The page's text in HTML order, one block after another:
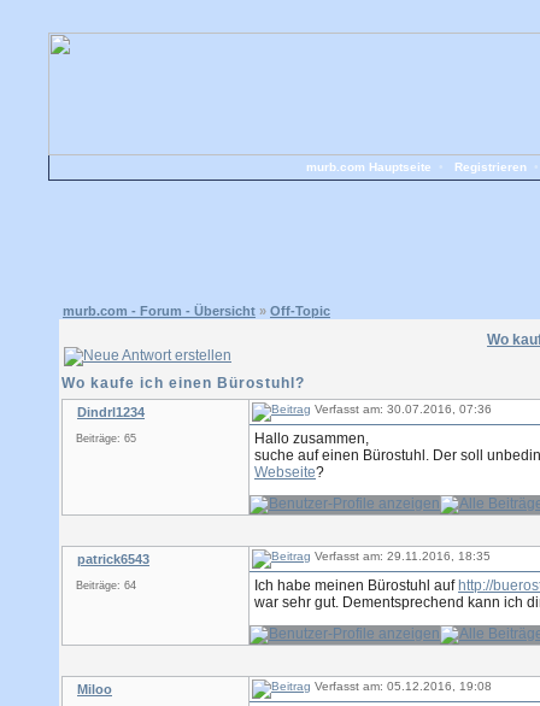
murb.com Hauptseite Registrieren
murb.com - Forum - Übersicht » Off-Topic
Wo
Wo kaufe ich einen Bürostuhl?
Dindrl1234
Beiträge: 65
Verfasst am: 30.07.2016, 07:36
Hallo zusammen,
suche auf einen Bürostuhl. Der soll
Webseite?
patrick6543
Beiträge: 64
Verfasst am: 29.11.2016, 18:35
Ich habe meinen Bürostuhl auf http://
war sehr gut. Dementsprechend kann ich
Miloo Verfasst am: 05.12.2016, 19:08